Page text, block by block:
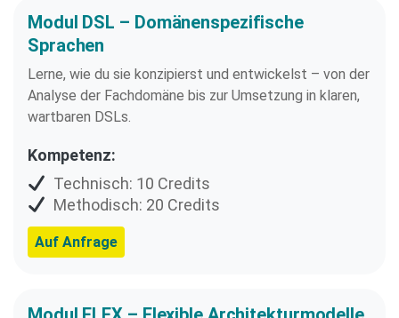
Modul DSL – Domänenspezifische
Sprachen
Lerne, wie du sie konzipierst und entwickelst – von der
Analyse der Fachdomäne bis zur Umsetzung in klaren,
wartbaren DSLs.
Kompetenz:
Technisch: 10 Credits
Methodisch: 20 Credits
Auf Anfrage